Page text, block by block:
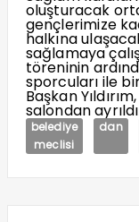
oluşturacak
gençlerimize
halkına
sağlamaya
töreninin
sporcuları ile
Başkan
salondan
belediye
meclisi
dan